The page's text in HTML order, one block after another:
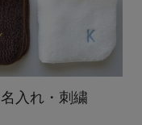
名入れ・刺繍